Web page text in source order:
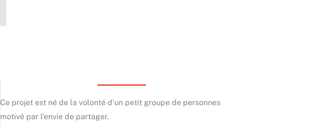
Ce projet est né de la volonté d’un petit groupe de personnes
motivé par l’envie de partager.